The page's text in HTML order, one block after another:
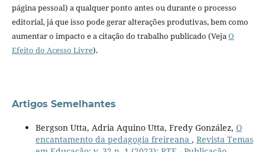
página pessoal) a qualquer ponto antes ou durante o processo
editorial, já que isso pode gerar alterações produtivas, bem como
aumentar o impacto e a citação do trabalho publicado (VejaO
Efeito do Acesso Livre).
Artigos Semelhantes
Bergson Utta, Adria Aquino Utta, Fredy González, O
encantamento da pedagogia freireana , Revista Temas